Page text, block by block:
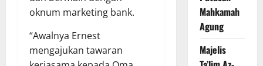
oknum marketing bank.
“Awalnya Ernest
mengajukan tawaran
Mahkamah
Agung
Majelis